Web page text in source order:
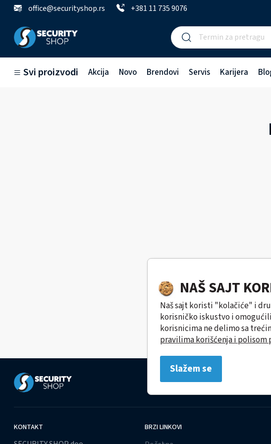
office@securityshop.rs +381 11 735 9076
Svi proizvodi Akcija Novo Brendovi Servis Karijera
KONTAKT BRZI LINKOVI
NAŠ SAJT
Naš sajt koristi "kolačiće" i
korisničko iskustvo i
korisnicima ne delimo sa
pravilima korišćenja i
Slažem se